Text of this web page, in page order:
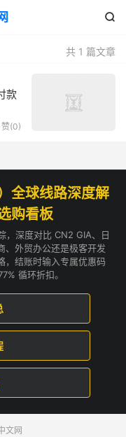

共 1 篇文章
款
赞(0)
全球线路深度解
购看板
，深度对比 CN2 GIA、日
、外贸办公还是极客开发
，结账时输入专属优惠码
循环折扣。
文网